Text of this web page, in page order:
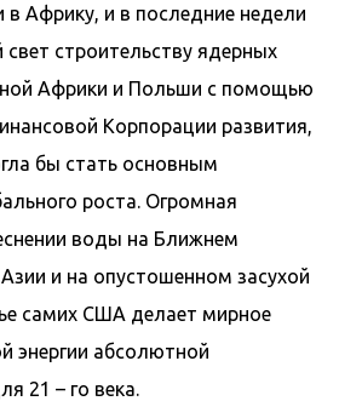
в Африку, и в последние недели
строительству ядерных
Африки и Польши с помощью
Корпорации развития,
бы стать основным
роста. Огромная
воды на Ближнем
и на опустошенном засухой
самих США делает мирное
энергии абсолютной
21 – го века.